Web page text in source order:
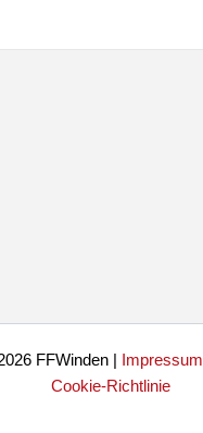
FFWinden | Impressum
Cookie-Richtlinie